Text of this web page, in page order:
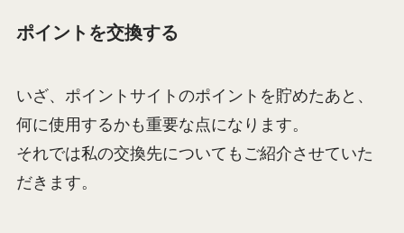
ポイントを交換する
いざ、ポイントサイトのポイントを貯めたあと、
何に使用するかも重要な点になります。
それでは私の交換先についてもご紹介させていた
だきます。